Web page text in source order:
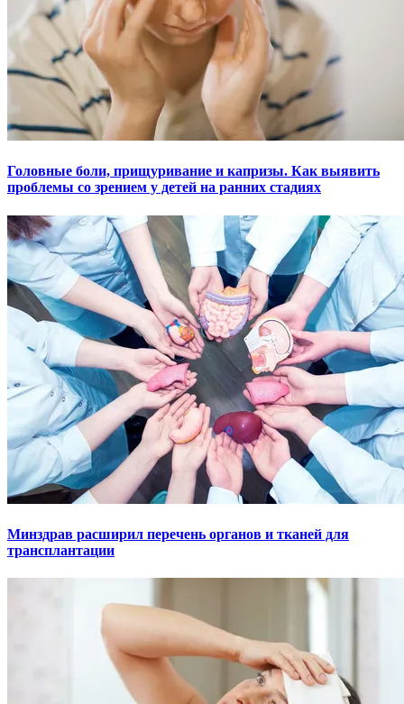
Головные боли, прищуривание и капризы. Как выявить
проблемы со зрением у детей на ранних стадиях
Минздрав расширил перечень органов и тканей для
трансплантации